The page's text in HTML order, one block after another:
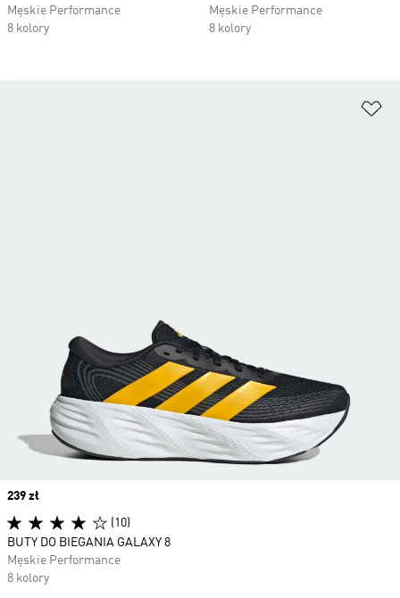
Męskie Performance
8 kolory
Męskie Performance
8 kolory
Price
239 zł
(10)
BUTY DO BIEGANIA GALAXY 8
Męskie Performance
8 kolory